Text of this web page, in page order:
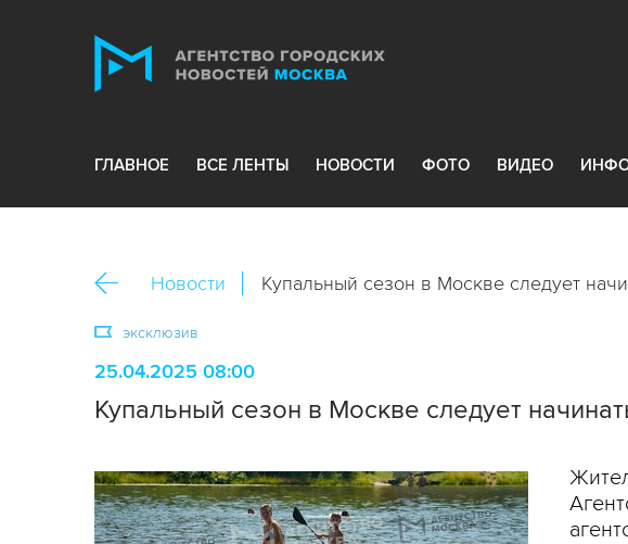
ГЛАВНОЕ ВСЕ ЛЕНТЫ НОВОСТИ ФОТО ВИДЕО
Новости Купальный сезон в Москве следует
эксклюзив
25.04.2025 08:00
Купальный сезон в Москве следует